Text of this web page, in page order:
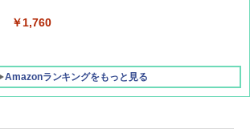
￥1,760
Amazonランキングをもっと見る